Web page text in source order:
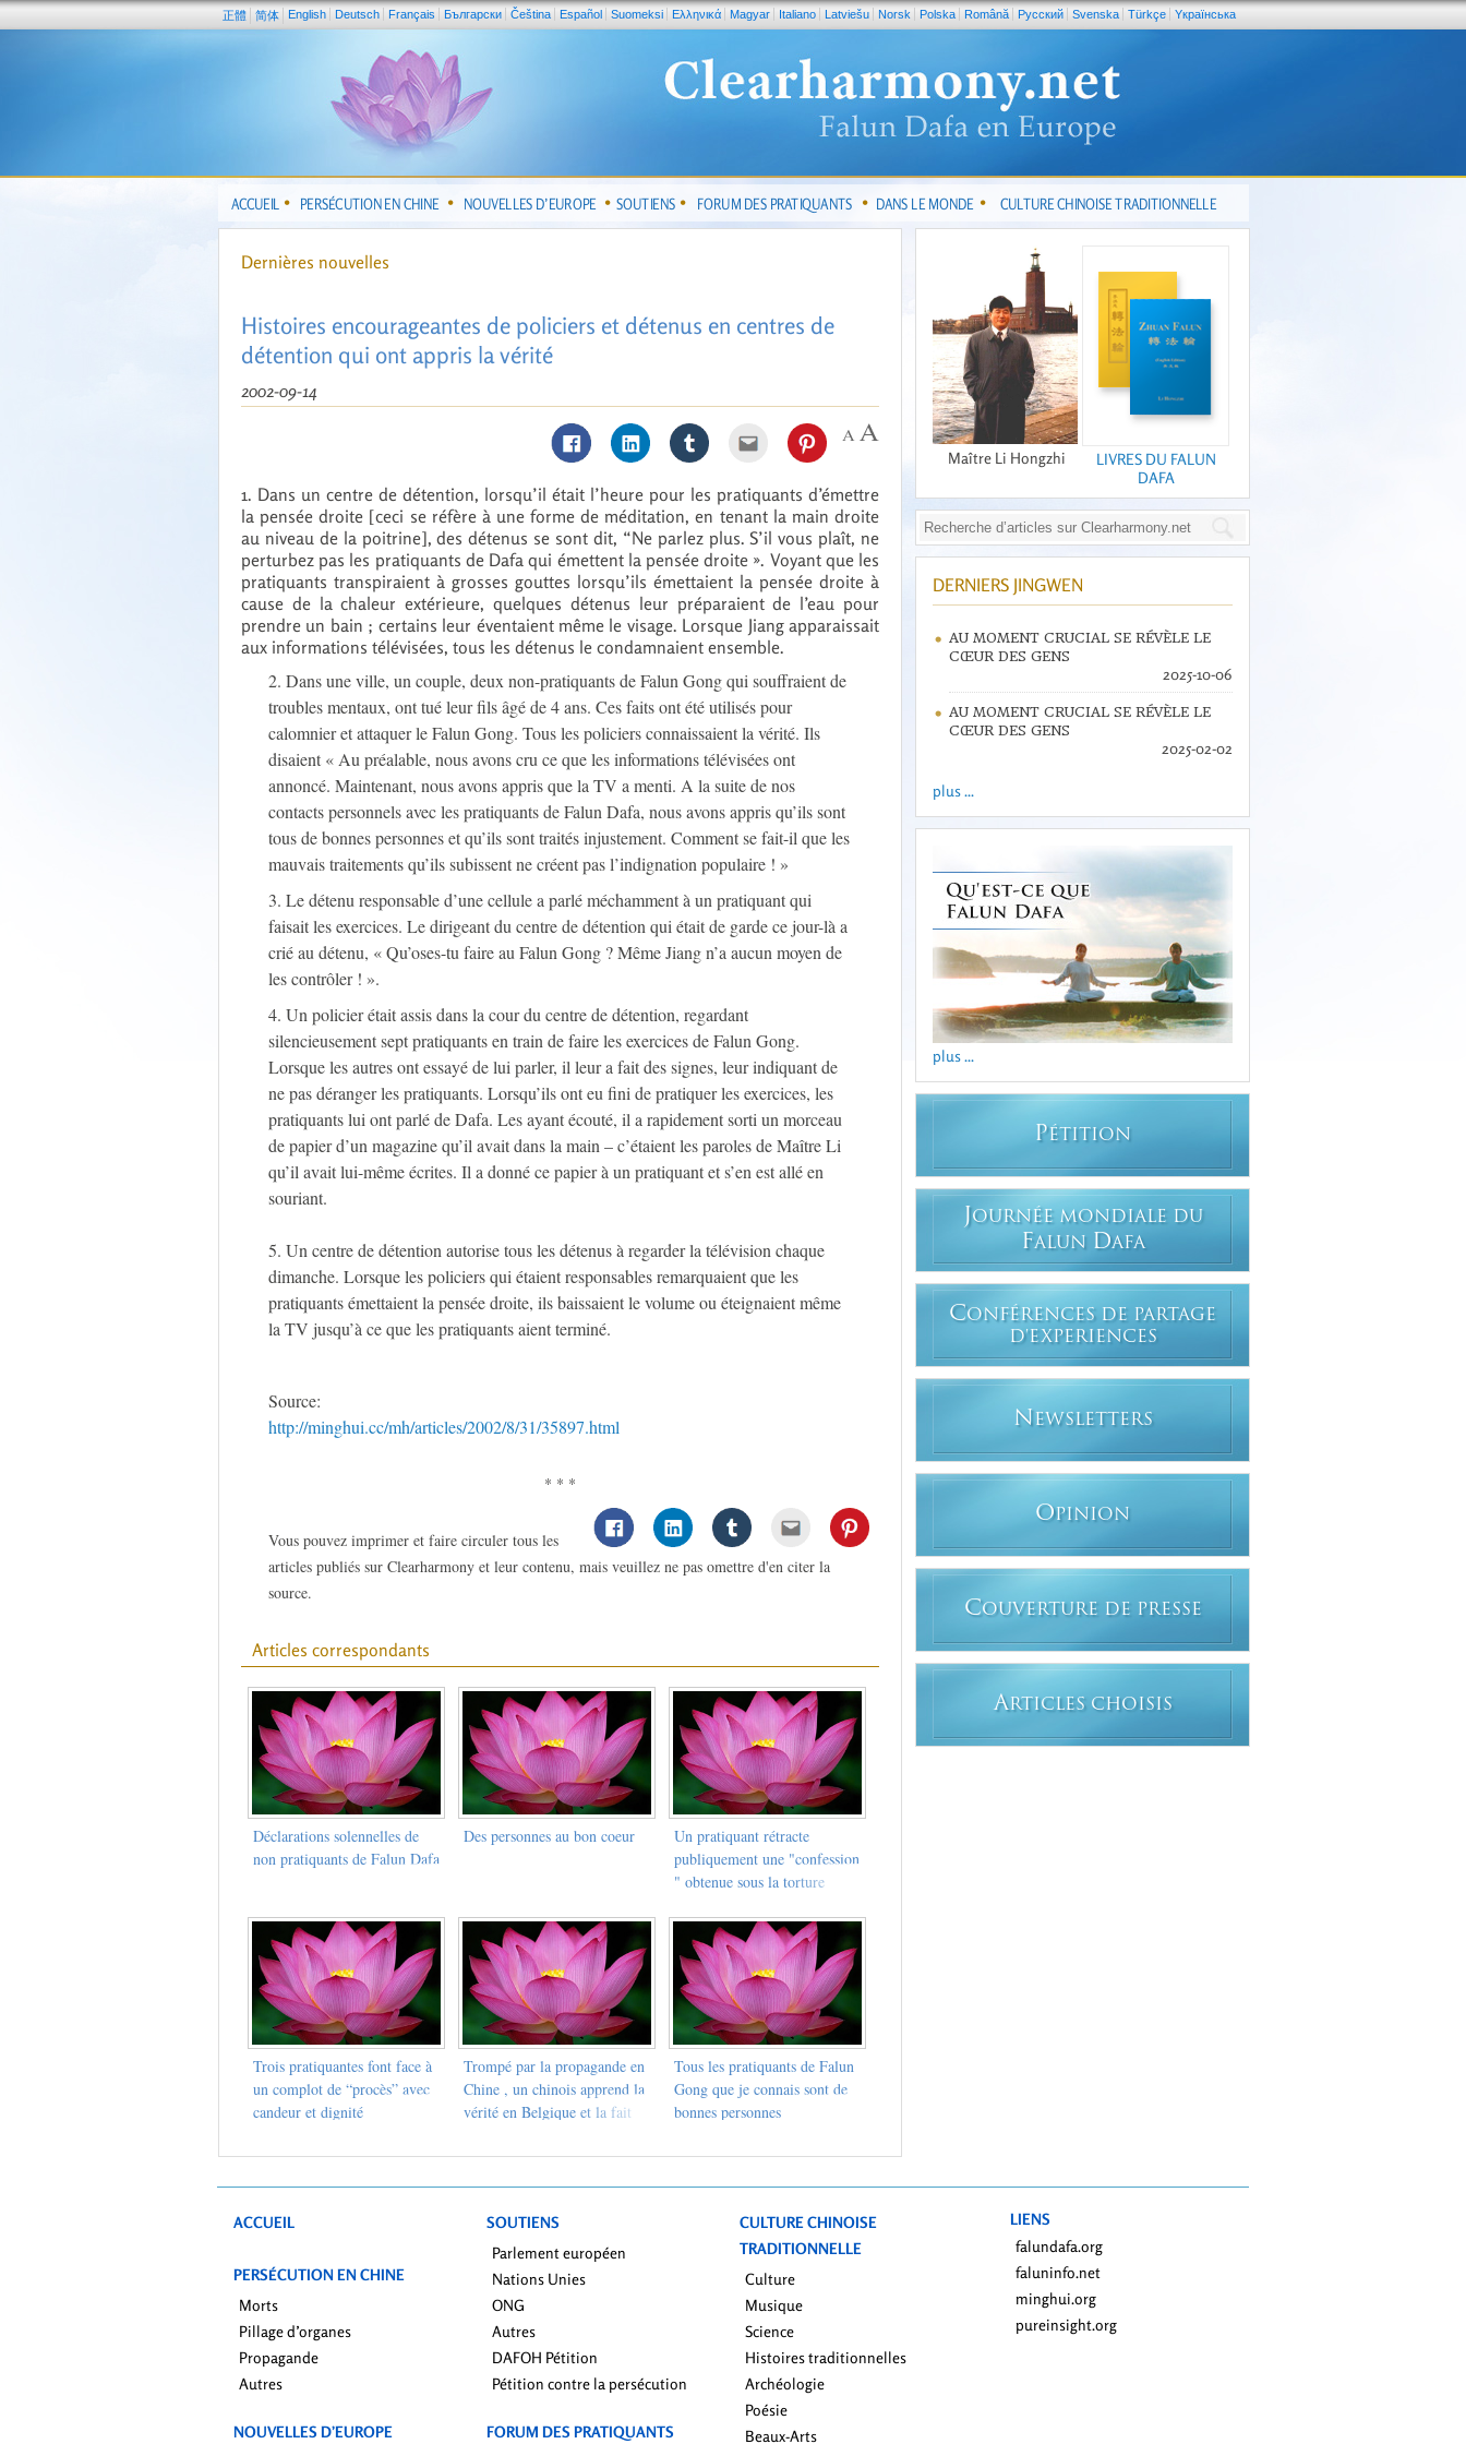
正體 简体 English Deutsch Français Български Čeština Español Suomeksi Ελληνικά Magyar Italiano Latviešu Norsk Polska Română Pусский Svenska Türkçe Yкраїнська
ACCUEIL PERSÉCUTION EN CHINE NOUVELLES D’EUROPE SOUTIENS FORUM DES PRATIQUANTS DANS LE MONDE CULTURE CHINOISE TRADITIONNELLE
Dernières nouvelles
Histoires encourageantes de policiers et détenus en centres de
détention qui ont appris la vérité
2002-09-14
1. Dans un centre de détention, lorsqu’il était l’heure pour les pratiquants d’émettre
la pensée droite [ceci se réfère à une forme de méditation, en tenant la main droite
au niveau de la poitrine], des détenus se sont dit, “Ne parlez plus. S’il vous plaît, ne
perturbez pas les pratiquants de Dafa qui émettent la pensée droite ». Voyant que les
pratiquants transpiraient à grosses gouttes lorsqu’ils émettaient la pensée droite à
cause de la chaleur extérieure, quelques détenus leur préparaient de l’eau pour
prendre un bain ; certains leur éventaient même le visage. Lorsque Jiang apparaissait
aux informations télévisées, tous les détenus le condamnaient ensemble.
2. Dans une ville, un couple, deux non-pratiquants de Falun Gong qui souffraient de
troubles mentaux, ont tué leur fils âgé de 4 ans. Ces faits ont été utilisés pour
calomnier et attaquer le Falun Gong. Tous les policiers connaissaient la vérité. Ils
disaient « Au préalable, nous avons cru ce que les informations télévisées ont
annoncé. Maintenant, nous avons appris que la TV a menti. A la suite de nos
contacts personnels avec les pratiquants de Falun Dafa, nous avons appris qu’ils sont
tous de bonnes personnes et qu’ils sont traités injustement. Comment se fait-il que les
mauvais traitements qu’ils subissent ne créent pas l’indignation populaire ! »
3. Le détenu responsable d’une cellule a parlé méchamment à un pratiquant qui
faisait les exercices. Le dirigeant du centre de détention qui était de garde ce jour-là a
crié au détenu, « Qu’oses-tu faire au Falun Gong ? Même Jiang n’a aucun moyen de
les contrôler ! ».
4. Un policier était assis dans la cour du centre de détention, regardant
silencieusement sept pratiquants en train de faire les exercices de Falun Gong.
Lorsque les autres ont essayé de lui parler, il leur a fait des signes, leur indiquant de
ne pas déranger les pratiquants. Lorsqu’ils ont eu fini de pratiquer les exercices, les
pratiquants lui ont parlé de Dafa. Les ayant écouté, il a rapidement sorti un morceau
de papier d’un magazine qu’il avait dans la main – c’étaient les paroles de Maître Li
qu’il avait lui-même écrites. Il a donné ce papier à un pratiquant et s’en est allé en
souriant.
5. Un centre de détention autorise tous les détenus à regarder la télévision chaque
dimanche. Lorsque les policiers qui étaient responsables remarquaient que les
pratiquants émettaient la pensée droite, ils baissaient le volume ou éteignaient même
la TV jusqu’à ce que les pratiquants aient terminé.
Source:
http://minghui.cc/mh/articles/2002/8/31/35897.html
* * *
Vous pouvez imprimer et faire circuler tous les
articles publiés sur Clearharmony et leur contenu, mais veuillez ne pas omettre d'en citer la
source.
Articles correspondants
Déclarations solennelles de
non pratiquants de Falun Dafa
Des personnes au bon coeur
Un pratiquant rétracte
publiquement une "confession
" obtenue sous la torture
Trois pratiquantes font face à
un complot de “procès” avec
candeur et dignité
Trompé par la propagande en
Chine , un chinois apprend la
vérité en Belgique et la fait
Tous les pratiquants de Falun
Gong que je connais sont de
bonnes personnes
Maître Li Hongzhi
LIVRES DU FALUN
DAFA
DERNIERS JINGWEN
AU MOMENT CRUCIAL SE RÉVÈLE LE
CŒUR DES GENS
2025-10-06
AU MOMENT CRUCIAL SE RÉVÈLE LE
CŒUR DES GENS
2025-02-02
plus ...
plus ...
PÉTITION
JOURNÉE MONDIALE DU
FALUN DAFA
CONFÉRENCES DE PARTAGE
D'EXPERIENCES
N EWSLETTERS
OPINION
COUVERTURE DE PRESSE
ARTICLES CHOISIS
ACCUEIL
PERSÉCUTION EN CHINE
Morts
Pillage d’organes
Propagande
Autres
NOUVELLES D’EUROPE
SOUTIENS
Parlement européen
Nations Unies
ONG
Autres
DAFOH Pétition
Pétition contre la persécution
FORUM DES PRATIQUANTS
CULTURE CHINOISE
TRADITIONNELLE
Culture
Musique
Science
Histoires traditionnelles
Archéologie
Poésie
Beaux-Arts
LIENS
falundafa.org
faluninfo.net
minghui.org
pureinsight.org